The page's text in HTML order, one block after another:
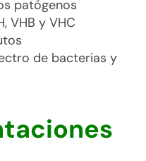
patógenos
VHB y VHC
de bacterias y